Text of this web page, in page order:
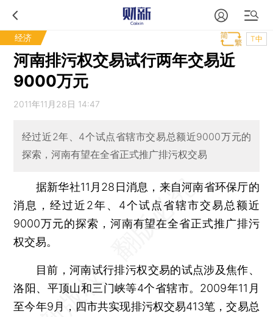
经济 T中
河南排污权交易试行两年交易近
9000万元
2011年11月28日 14:47
经过近2年、4个试点省辖市交易总额近9000万元的
探索，河南有望在全省正式推广排污权交易
据新华社11月28日消息，来自河南省环保厅的
消息，经过近2年、4个试点省辖市交易总额近
9000万元的探索，河南有望在全省正式推广排污
权交易。
目前，河南试行排污权交易的试点涉及焦作、
洛阳、平顶山和三门峡等4个省辖市。2009年11月
至今年9月，四市共实现排污权交易413笔，交易总